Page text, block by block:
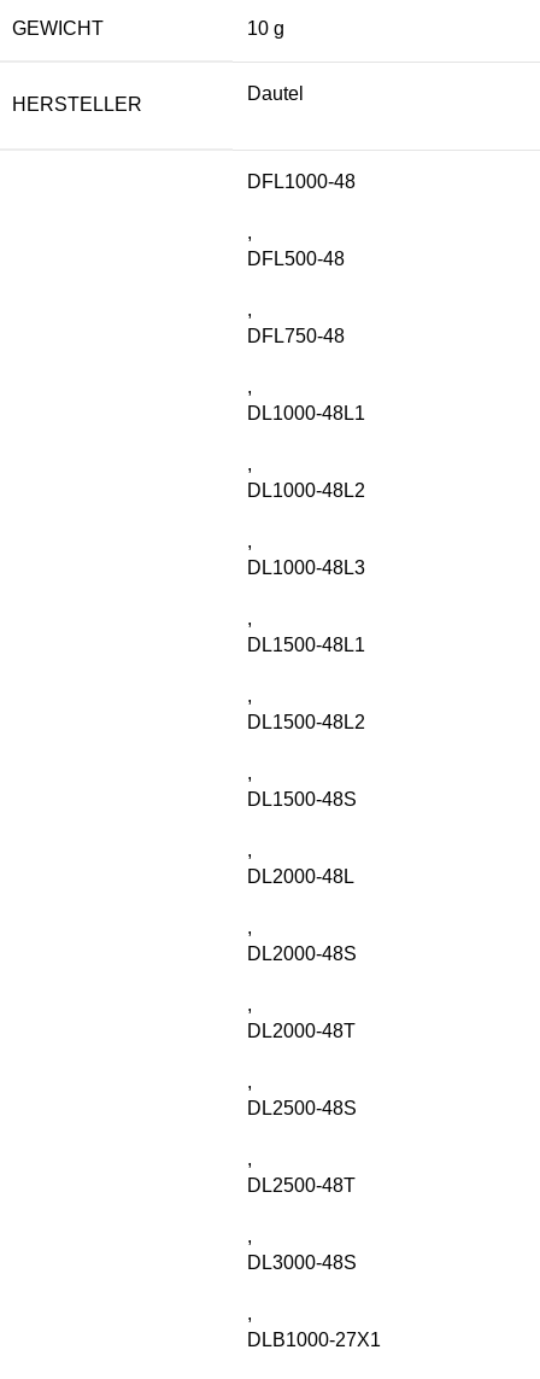
GEWICHT 10 g
HERSTELLER
Dautel
DFL1000-48
,
DFL500-48
,
DFL750-48
,
DL1000-48L1
,
DL1000-48L2
,
DL1000-48L3
,
DL1500-48L1
,
DL1500-48L2
,
DL1500-48S
,
DL2000-48L
,
DL2000-48S
,
DL2000-48T
,
DL2500-48S
,
DL2500-48T
,
DL3000-48S
,
DLB1000-27X1